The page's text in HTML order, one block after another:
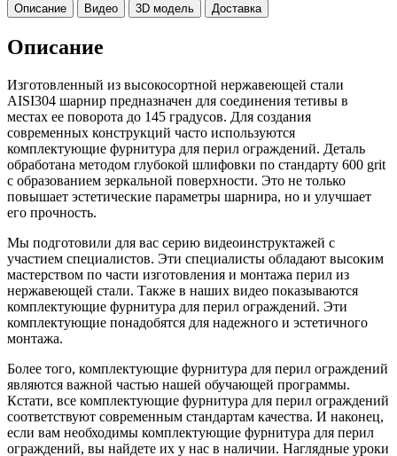
Описание Видео 3D модель Доставка
Описание
Изготовленный из высокосортной нержавеющей стали
AISI304 шарнир предназначен для соединения тетивы в
местах ее поворота до 145 градусов. Для создания
современных конструкций часто используются
комплектующие фурнитура для перил ограждений. Деталь
обработана методом глубокой шлифовки по стандарту 600 grit
с образованием зеркальной поверхности. Это не только
повышает эстетические параметры шарнира, но и улучшает
его прочность.
Мы подготовили для вас серию видеоинструктажей с
участием специалистов. Эти специалисты обладают высоким
мастерством по части изготовления и монтажа перил из
нержавеющей стали. Также в наших видео показываются
комплектующие фурнитура для перил ограждений. Эти
комплектующие понадобятся для надежного и эстетичного
монтажа.
Более того, комплектующие фурнитура для перил ограждений
являются важной частью нашей обучающей программы.
Кстати, все комплектующие фурнитура для перил ограждений
соответствуют современным стандартам качества. И наконец,
если вам необходимы комплектующие фурнитура для перил
ограждений, вы найдете их у нас в наличии. Наглядные уроки